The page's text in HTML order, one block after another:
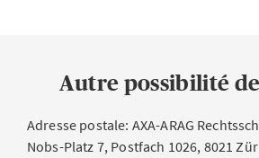
Autre possibilité
Adresse postale: AXA-ARAG
Nobs-Platz 7, Postfach 1026, 8021